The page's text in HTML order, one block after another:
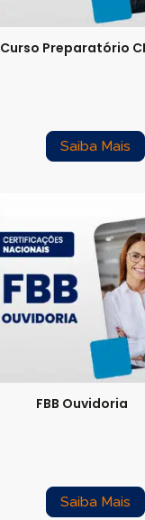
Curso Preparatório
Saiba Mais
FBB Ouvidoria
Saiba Mais